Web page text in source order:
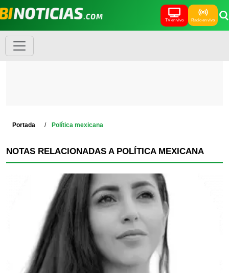
TV en vivo Radio en vivo
Portada Política mexicana
NOTAS RELACIONADAS A POLÍTICA MEXICANA